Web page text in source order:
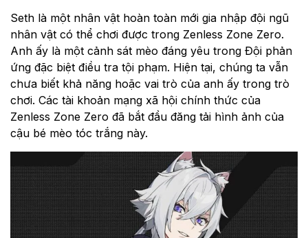
Seth là một nhân vật hoàn toàn mới gia nhập đội ngũ
nhân vật có thể chơi được trong Zenless Zone Zero.
Anh ấy là một cảnh sát mèo đáng yêu trong Đội phản
ứng đặc biệt điều tra tội phạm. Hiện tại, chúng ta vẫn
chưa biết khả năng hoặc vai trò của anh ấy trong trò
chơi. Các tài khoản mạng xã hội chính thức của
Zenless Zone Zero đã bắt đầu đăng tải hình ảnh của
cậu bé mèo tóc trắng này.